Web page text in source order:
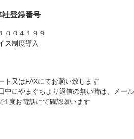
登録番号
００４１９９
ス制度導入
ト又はFAXにてお願い致します
中にやまぐちより返信の無い時は、メール
1度お電話にて確認願います